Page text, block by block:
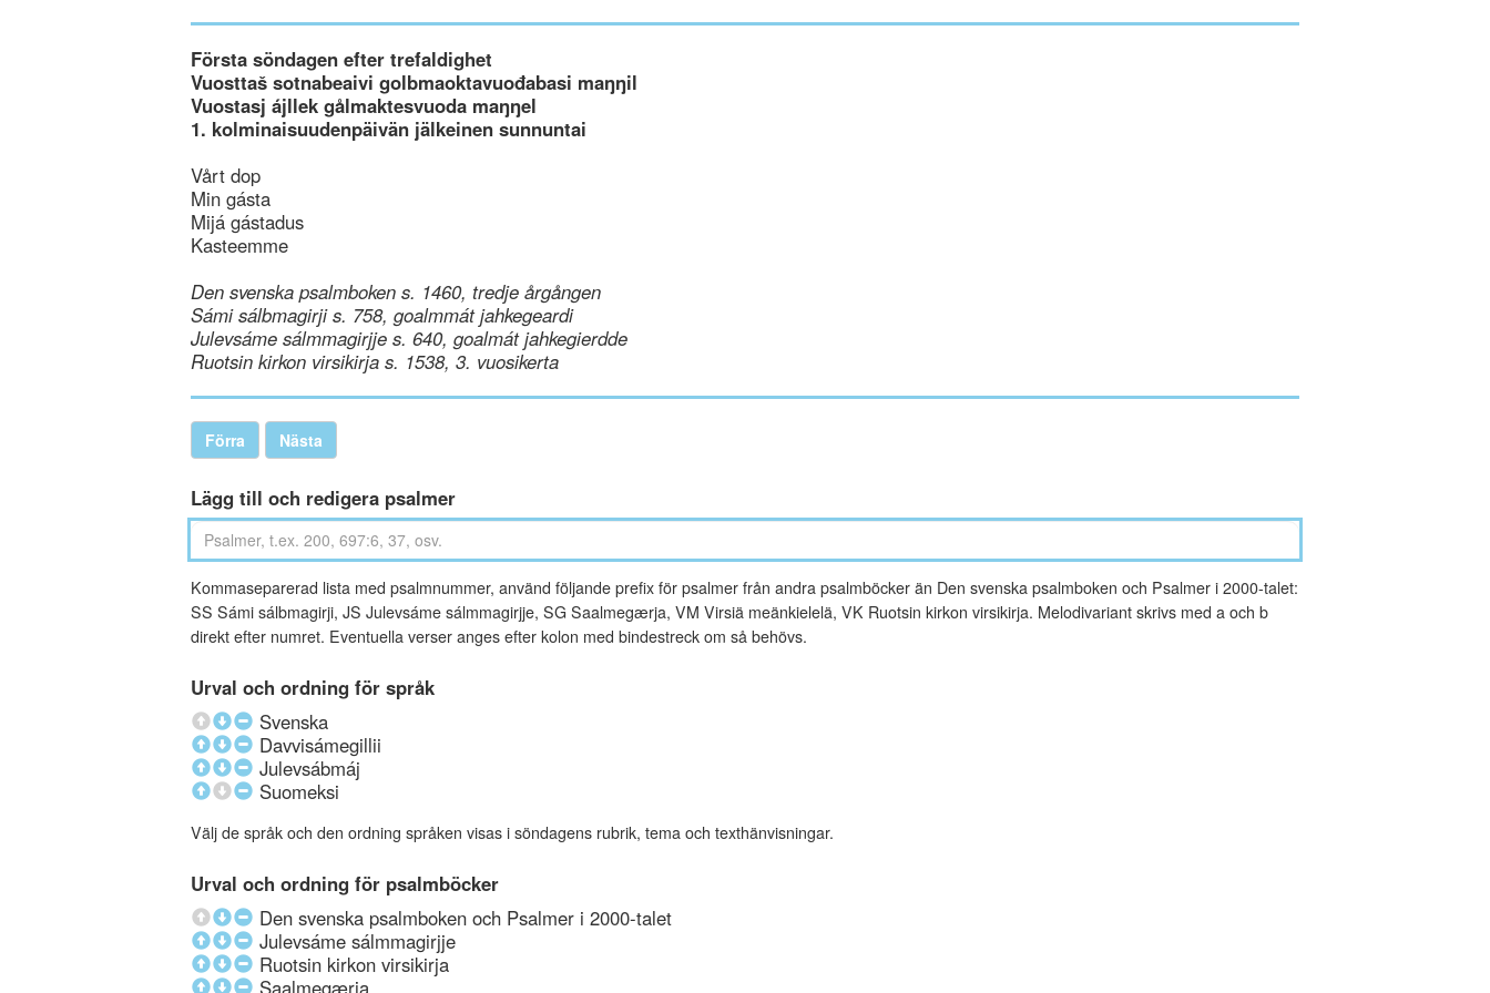
Första söndagen efter trefaldighet
Vuosttaš sotnabeaivi golbmaoktavuođabasi maŋŋil
Vuostasj ájllek gålmaktesvuoda maŋŋel
1. kolminaisuudenpäivän jälkeinen sunnuntai
Vårt dop
Min gásta
Mijá gástadus
Kasteemme
Den svenska psalmboken s. 1460, tredje årgången
Sámi sálbmagirji s. 758, goalmmát jahkegeardi
Julevsáme sálmmagirjje s. 640, goalmát jahkegierdde
Ruotsin kirkon virsikirja s. 1538, 3. vuosikerta
Förra Nästa
Lägg till och redigera psalmer
Kommaseparerad lista med psalmnummer, använd följande prefix för psalmer från andra psalmböcker än Den svenska psalmboken och Psalmer i 2000-talet:
SS Sámi sálbmagirji, JS Julevsáme sálmmagirjje, SG Saalmegærja, VM Virsiä meänkielelä, VK Ruotsin kirkon virsikirja. Melodivariant skrivs med a och b
direkt efter numret. Eventuella verser anges efter kolon med bindestreck om så behövs.
Urval och ordning för språk
Svenska
Davvisámegillii
Julevsábmáj
Suomeksi
Välj de språk och den ordning språken visas i söndagens rubrik, tema och texthänvisningar.
Urval och ordning för psalmböcker
Den svenska psalmboken och Psalmer i 2000-talet
Julevsáme sálmmagirjje
Ruotsin kirkon virsikirja
Saalmegærja